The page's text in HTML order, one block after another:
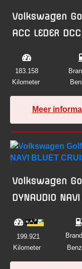
Volkswagen
ACC LEDER
183.158
Kilometer
Meer
Volkswagen
DYNAUDIO
199.921
Kilometer